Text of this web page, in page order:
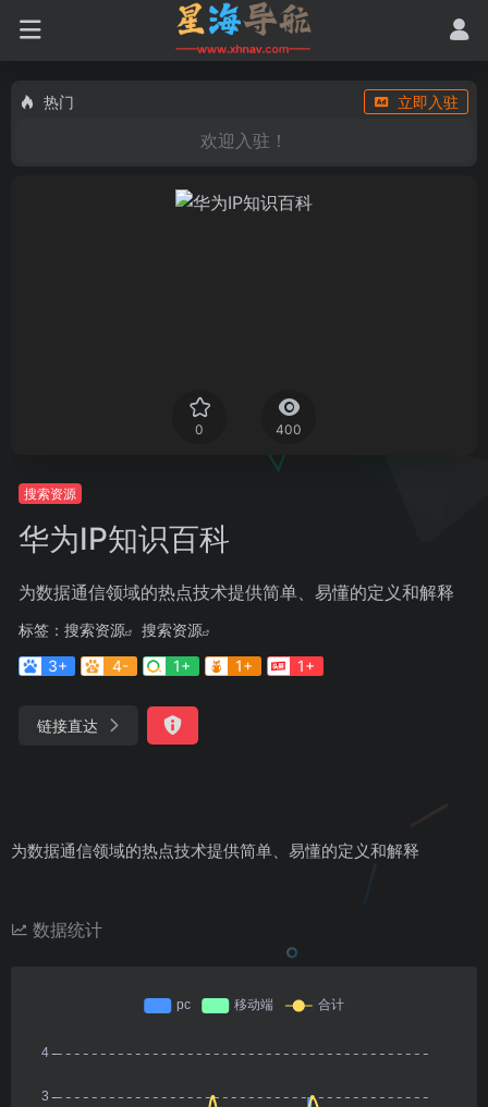
热门 立即入驻
欢迎入驻！
0 400
搜索资源
华为IP知识百科
为数据通信领域的热点技术提供简单、易懂的定义和解释
标签： 搜索资源
搜索资源
3+
4- 1+ 1+ 1+
链接直达
为数据通信领域的热点技术提供简单、易懂的定义和解释
数据统计